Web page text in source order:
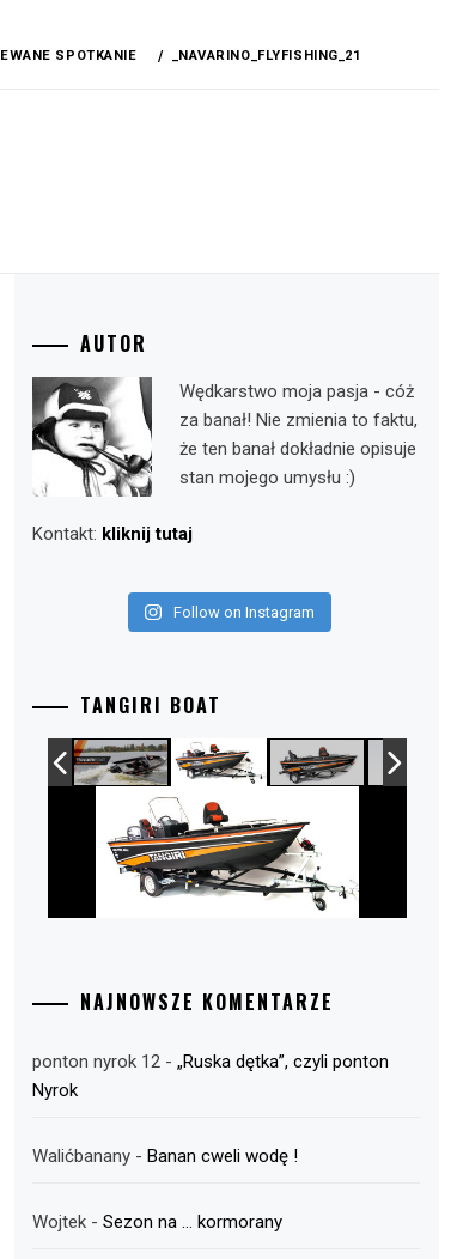
SPOTKANIE _NAVARINO_FLYFISHING_21
AUTOR
Wędkarstwo moja pasja - cóż
za banał! Nie zmienia to faktu,
że ten banał dokładnie opisuje
stan mojego umysłu :)
Kontakt: kliknij tutaj
Follow on Instagram
TANGIRI BOAT
NAJNOWSZE KOMENTARZE
ponton nyrok 12 -„Ruska dętka”, czyli ponton
Nyrok
Walićbanany -Banan cweli wodę !
Wojtek -Sezon na … kormorany